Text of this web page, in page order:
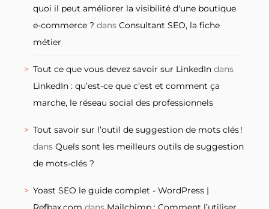
quoi il peut améliorer la visibilité d'une boutique
e-commerce ? dans Consultant SEO, la fiche
métier
Tout ce que vous devez savoir sur LinkedIn dans
LinkedIn : qu’est-ce que c’est et comment ça
marche, le réseau social des professionnels
Tout savoir sur l’outil de suggestion de mots clés !
dans Quels sont les meilleurs outils de suggestion
de mots-clés ?
Yoast SEO le guide complet - WordPress |